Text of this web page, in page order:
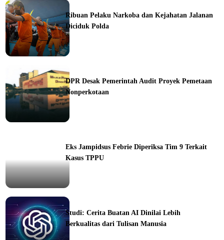
Ribuan Pelaku Narkoba dan Kejahatan Jalanan
Diciduk Polda
DPR Desak Pemerintah Audit Proyek Pemetaan
Nonperkotaan
Eks Jampidsus Febrie Diperiksa Tim 9 Terkait
Kasus TPPU
Studi: Cerita Buatan AI Dinilai Lebih
Berkualitas dari Tulisan Manusia